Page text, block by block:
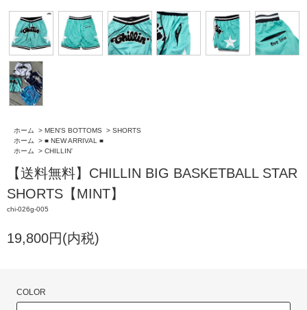
ホーム > MEN'S BOTTOMS > SHORTS
ホーム
> ■ NEW ARRIVAL ■
ホーム
> CHILLIN'
【送料無料】CHILLIN BIG BASKETBALL STAR
SHORTS【MINT】
chi-026g-005
19,800円(内税)
COLOR